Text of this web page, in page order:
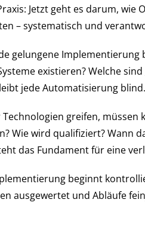
Jetzt geht es darum,
– systematisch und
gelungene
existieren? Welche
jede Automatisierung blind.
greifen,
Wie wird qualifiziert? Wann
das Fundament für eine
beginnt
ausgewertet und Abläufe